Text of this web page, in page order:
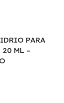
PARA
20 ML –